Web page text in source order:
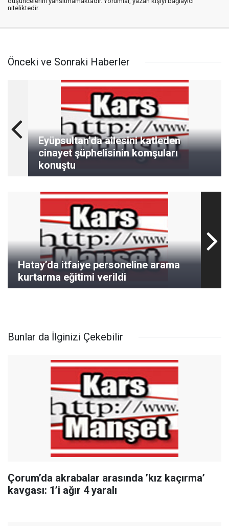
niteliktedir.
Önceki ve Sonraki Haberler
Eyüpsultan’da ailesini katleden
cinayet şüphelisinin komşuları
konuştu
Hatay’da itfaiye personeline arama
kurtarma eğitimi verildi
Bunlar da İlginizi Çekebilir
Çorum’da akrabalar arasında ’kız kaçırma’
kavgası: 1’i ağır 4 yaralı